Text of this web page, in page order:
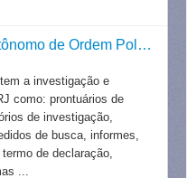
Departamento Autônomo de Ordem Política e Social do Estado do Rio de Janeiro
a investigação e
como: prontuários de
de investigação,
de busca, informes,
de declaração,
...